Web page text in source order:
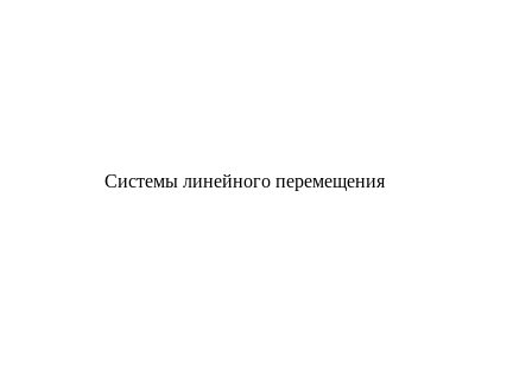
Системы линейного перемещения